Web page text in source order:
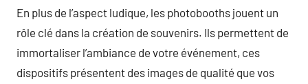
En plus de l’aspect ludique, les photobooths jouent un
rôle clé dans la création de souvenirs. Ils permettent de
immortaliser l’ambiance de votre événement, ces
dispositifs présentent des images de qualité que vos